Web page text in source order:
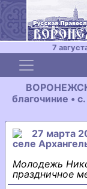
7
Toggle
благочиние •
27 марта
селе
Молодежь
праздничное